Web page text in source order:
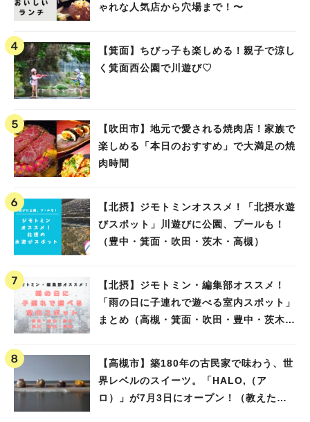
ゃれな人気店から穴場まで！〜
【箕面】ちびっ子も楽しめる！親子で涼し
く箕面西公園で川遊び♡
【吹田市】地元で愛される焼肉店！家族で
楽しめる「本日のおすすめ」で大満足の焼
肉時間
【北摂】ジモトミンオススメ！「北摂水遊
びスポット」川遊びに公園、プールも！
（豊中・箕面・吹田・茨木・高槻）
【北摂】ジモトミン・編集部オススメ！
「雨の日に子連れで遊べる室内スポット」
まとめ（高槻・箕面・吹田・豊中・茨木・
【高槻市】築180年の古民家で味わう、世
界レベルのスイーツ。「HALO,（ア
ロ）」が7月3日にオープン！（教えたい/